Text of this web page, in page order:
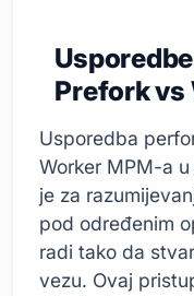
Prefork vs
Usporedba
Worker MPM-a
je za
pod određenim
radi tako da
vezu. Ovaj